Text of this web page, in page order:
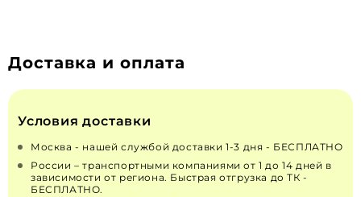
Доставка и оплата
Условия доставки
Москва - нашей службой доставки 1-3 дня - БЕСПЛАТНО
России – транспортными компаниями от 1 до 14 дней в
зависимости от региона. Быстрая отгрузка до ТК -
БЕСПЛАТНО.